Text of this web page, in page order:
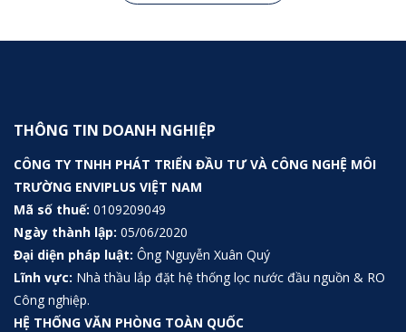
THÔNG TIN DOANH NGHIỆP
CÔNG TY TNHH PHÁT TRIỂN ĐẦU TƯ VÀ CÔNG NGHỆ MÔI
TRƯỜNG ENVIPLUS VIỆT NAM
Mã số thuế: 0109209049
Ngày thành lập: 05/06/2020
Đại diện pháp luật: Ông Nguyễn Xuân Quý
Lĩnh vực: Nhà thầu lắp đặt hệ thống lọc nước đầu nguồn & RO
Công nghiệp.
HỆ THỐNG VĂN PHÒNG TOÀN QUỐC